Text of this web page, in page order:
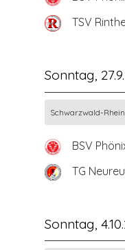
TSV
Sonntag,
Schwarzwald-
BSV
TG
Sonntag,